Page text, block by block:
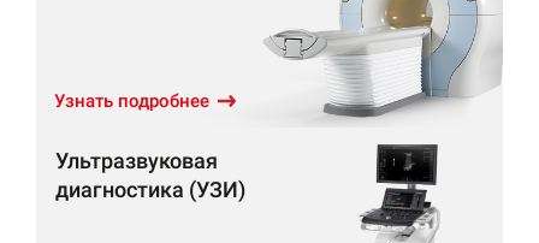
Узнать подробнее
Ультразвуковая
диагностика (УЗИ)